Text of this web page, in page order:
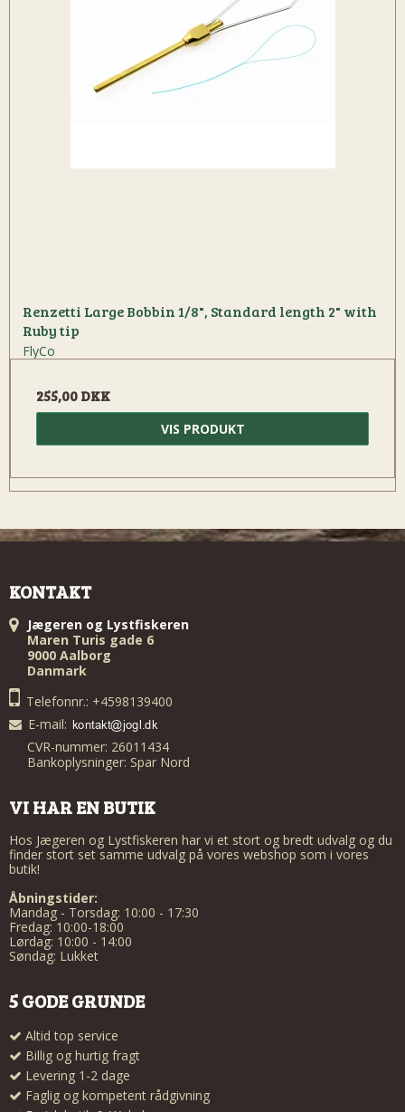
Renzetti Large Bobbin 1/8", Standard length 2" with
Ruby tip
FlyCo
255,00 DKK
VIS PRODUKT
KONTAKT
Jægeren og Lystfiskeren
Maren Turis gade 6
9000 Aalborg
Danmark
Telefonnr.: +4598139400
E-mail:
CVR-nummer: 26011434
Bankoplysninger: Spar Nord
VI HAR EN BUTIK
Hos Jægeren og Lystfiskeren har vi et stort og bredt udvalg og du
finder stort set samme udvalg på vores webshop som i vores
butik!
Åbningstider:
Mandag - Torsdag: 10:00 - 17:30
Fredag: 10:00-18:00
Lørdag: 10:00 - 14:00
Søndag: Lukket
5 GODE GRUNDE
Altid top service
Billig og hurtig fragt
Levering 1-2 dage
Faglig og kompetent rådgivning